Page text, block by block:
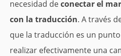
necesidad deconectar el
con la traducción. A través
que la traducción es un
realizar efectivamente una